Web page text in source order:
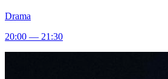
Drama
20:00 — 21:30